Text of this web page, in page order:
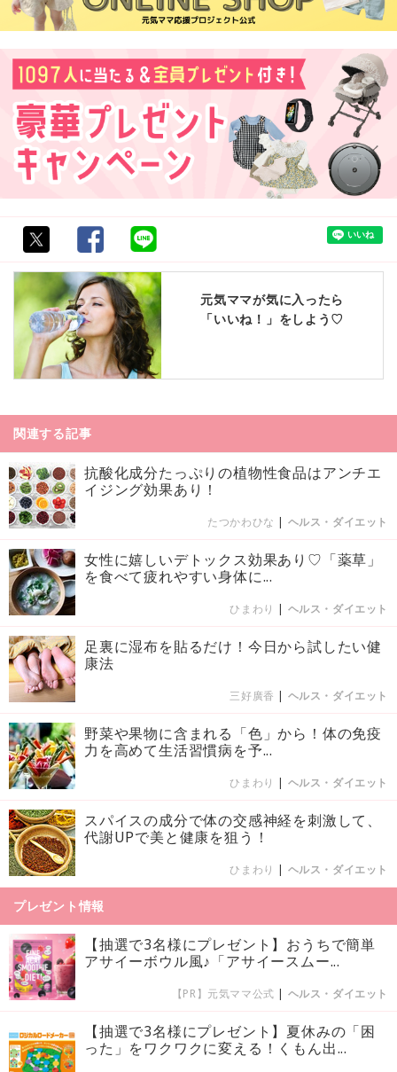
元気ママが気に入ったら
「いいね！」をしよう♡
関連する記事
抗酸化成分たっぷりの植物性食品はアンチエ
イジング効果あり！
たつかわひな | ヘルス・ダイエット
女性に嬉しいデトックス効果あり♡「薬草」
を食べて疲れやすい身体に...
ひまわり | ヘルス・ダイエット
足裏に湿布を貼るだけ！今日から試したい健
康法
三好廣香 | ヘルス・ダイエット
野菜や果物に含まれる「色」から！体の免疫
力を高めて生活習慣病を予...
ひまわり | ヘルス・ダイエット
スパイスの成分で体の交感神経を刺激して、
代謝UPで美と健康を狙う！
ひまわり | ヘルス・ダイエット
プレゼント情報
【抽選で3名様にプレゼント】おうちで簡単
アサイーボウル風♪「アサイースムー...
【PR】元気ママ公式 | ヘルス・ダイエット
【抽選で3名様にプレゼント】夏休みの「困
った」をワクワクに変える！くもん出...